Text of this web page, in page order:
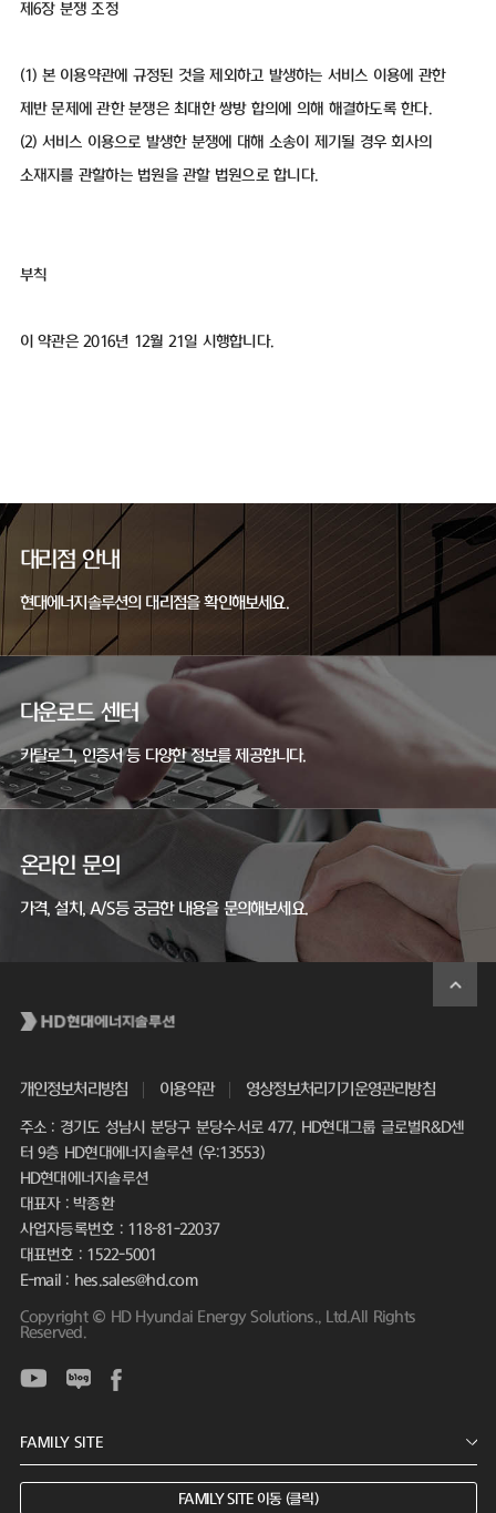
제6장 분쟁 조정
(1) 본 이용약관에 규정된 것을 제외하고 발생하는 서비스 이용에 관한
제반 문제에 관한 분쟁은 최대한 쌍방 합의에 의해 해결하도록 한다.
(2) 서비스 이용으로 발생한 분쟁에 대해 소송이 제기될 경우 회사의
소재지를 관할하는 법원을 관할 법원으로 합니다.
부칙
이 약관은 2016년 12월 21일 시행합니다.
대리점 안내
현대에너지솔루션의 대리점을 확인해보세요.
다운로드 센터
카탈로그, 인증서 등 다양한 정보를 제공합니다.
온라인 문의
가격, 설치, A/S등 궁금한 내용을 문의해보세요.
개인정보처리방침 이용약관 영상정보처리기기운영관리방침
주소 : 경기도 성남시 분당구 분당수서로 477, HD현대그룹 글로벌R&D센
터 9층 HD현대에너지솔루션 (우:13553)
HD현대에너지솔루션
대표자 : 박종환
사업자등록번호 : 118-81-22037
대표번호 : 1522-5001
E-mail : hes.sales@hd.com
Copyright © HD Hyundai Energy Solutions., Ltd.All Rights
Reserved.
FAMILY SITE 이동 (클릭)